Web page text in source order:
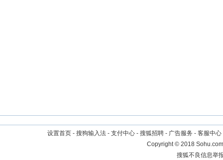
设置首页 - 搜狗输入法 - 支付中心 - 搜狐招聘 - 广告服务 - 客服中心
Copyright©2018
搜狐不良信息举